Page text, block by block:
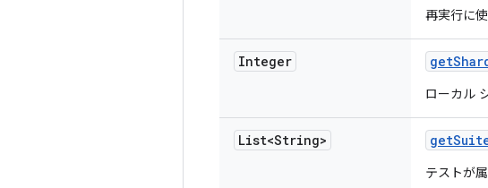
再実行に
Integer get
ローカル
List<String> get
テストが